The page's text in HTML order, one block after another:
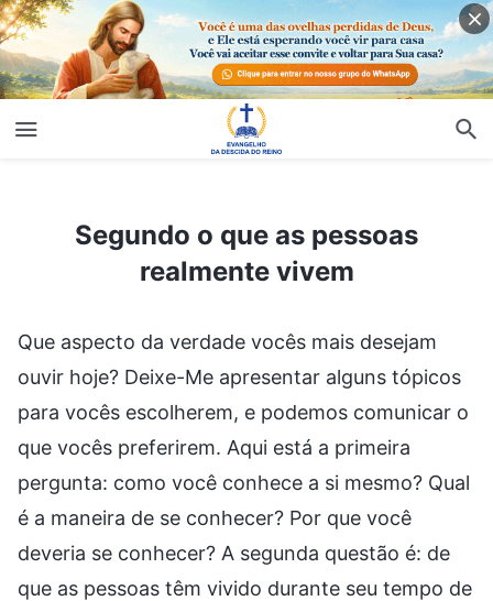
Segundo o que as pessoas realmente vivem
Segundo o que as pessoas
realmente vivem
Que aspecto da verdade vocês mais desejam
ouvir hoje? Deixe-Me apresentar alguns tópicos
para vocês escolherem, e podemos comunicar o
que vocês preferirem. Aqui está a primeira
pergunta: como você conhece a si mesmo? Qual
é a maneira de se conhecer? Por que você
deveria se conhecer? A segunda questão é: de
que as pessoas têm vivido durante seu tempo de